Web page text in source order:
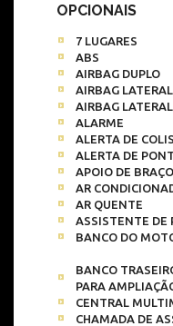
OPCIONAIS
7 LUGARES
ABS
AIRBAG DUPLO
AIRBAG LATERAL
AIRBAG
ALARME
ALERTA DE
ALERTA DE
APOIO DE
AR
AR QUENTE
ASSISTENTE DE
BANCO DO
BANCO
PARA
CENTRAL
CHAMADA DE